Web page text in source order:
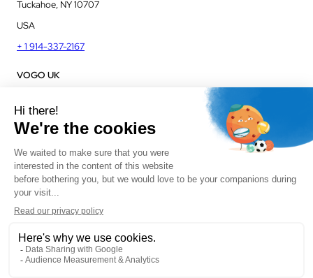
Tuckahoe, NY 10707
USA
+ 1 914-337-2167
VOGO UK
Commerce Park
Frome, BA11 2FQ
UK
+ 44 1225 421 400
Politique de confidentialitéMentions légales